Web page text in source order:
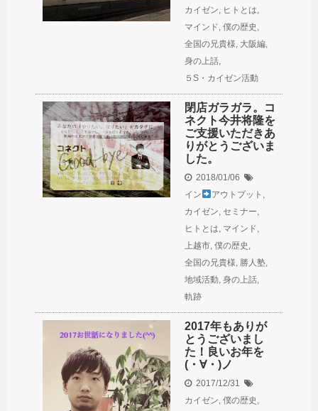
カイゼン, ヒトとは,
マインド, 僕の歴史 ,
全国の兄貴様, 大阪編,
身の上話,
５S・カイゼン活動
閉店ガラガラ。コ
ネクト今井将隆を
ご支援いただきあ
りがとうございま
した。
2018/01/06
イン
アウトプット ,
カイゼン, セミナー,
ヒトとは, マインド,
上越市, 僕の歴史 ,
全国の兄貴様, 勝人塾,
地域活動, 身の上話,
軌跡
2017年もありが
とうございまし
た！良いお年を
(・∀・)ノ
2017/12/31
カイゼン, 僕の歴史 ,